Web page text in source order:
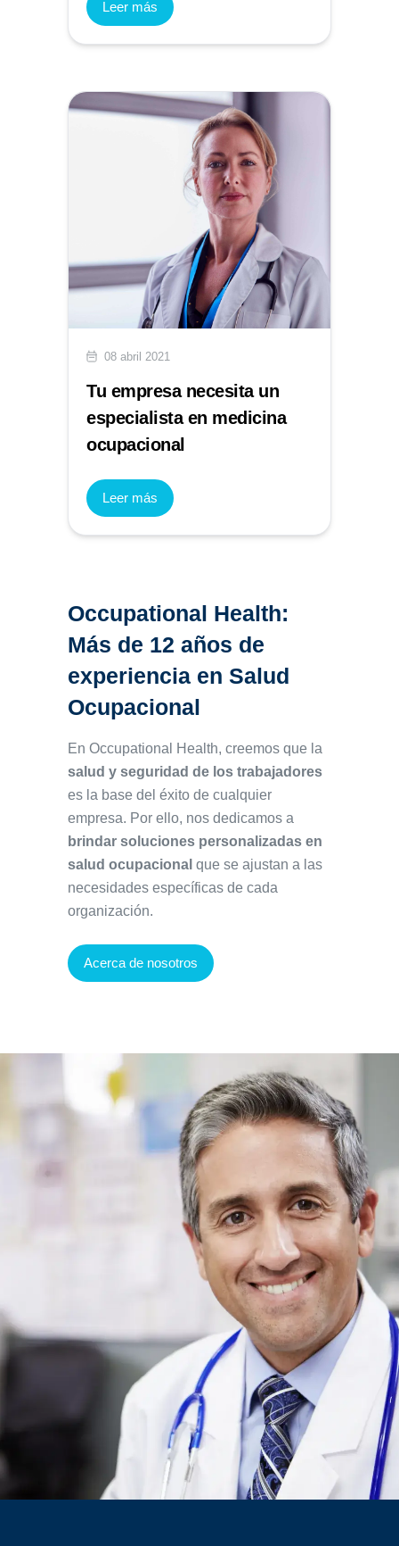
Leer más
08 abril 2021
Tu empresa necesita un
especialista en medicina
ocupacional
Leer más
Occupational Health:
Más de 12 años de
experiencia en Salud
Ocupacional
En Occupational Health, creemos que la
salud y seguridad de los trabajadores
es la base del éxito de cualquier
empresa. Por ello, nos dedicamos a
brindar soluciones personalizadas en
salud ocupacional que se ajustan a las
necesidades específicas de cada
organización.
Acerca de nosotros